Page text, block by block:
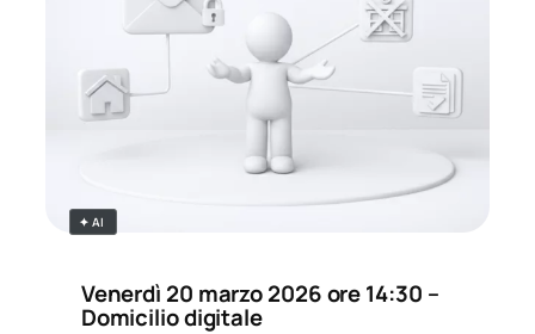
✦ AI
Venerdì 20 marzo 2026 ore 14:30 –
Domicilio digitale